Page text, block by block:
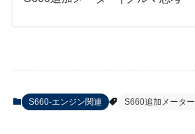
S660-エンジン関連 S660追加メーター